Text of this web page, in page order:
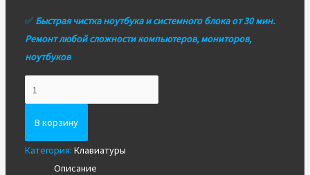
✅ Быстрая чистка ноутбука и системного блока от 30 мин.
Ремонт любой сложности компьютеров, мониторов,
ноутбуков
Клавиатура
для
ноутбука
Acer
В корзину
Категория: Клавиатуры
Описание